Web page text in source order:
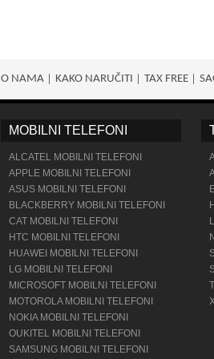
O NAMA KAKO NARUČITI TAX FREE
MOBILNI TELEFONI
ALCATEL MOBILNI TELEFONI
APPLE MOBILNI TELEFONI
ASUS MOBILNI TELEFONI
BLACKBERRY MOBILNI TELEFONI
CAT MOBILNI TELEFONI
HTC MOBILNI TELEFONI
HUAWEI MOBILNI TELEFONI
LG MOBILNI TELEFONI
MICROSOFT MOBILNI TELEFONI
MOTOROLA MOBILNI TELEFONI
NOKIA MOBILNI TELEFONI
OUKITEL MOBILNI TELEFONI
SAMSUNG MOBILNI TELEFONI